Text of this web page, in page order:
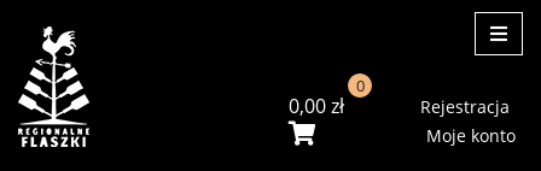
0,00zł
0
Rejestracja
Moje konto